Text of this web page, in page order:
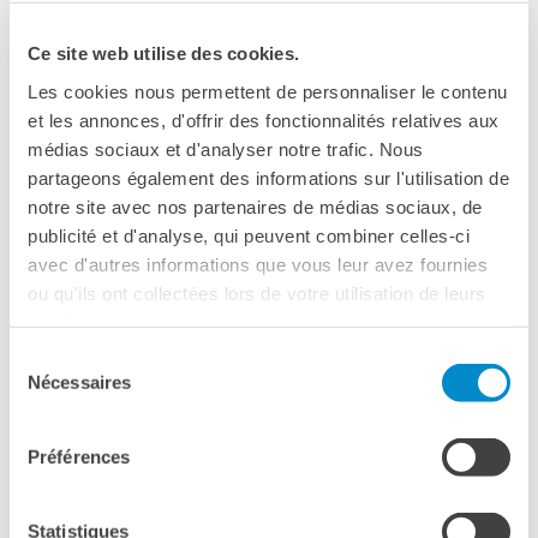
Ce site web utilise des cookies.
Les cookies nous permettent de personnaliser le contenu
et les annonces, d'offrir des fonctionnalités relatives aux
médias sociaux et d'analyser notre trafic. Nous
partageons également des informations sur l'utilisation de
notre site avec nos partenaires de médias sociaux, de
publicité et d'analyse, qui peuvent combiner celles-ci
avec d'autres informations que vous leur avez fournies
ou qu'ils ont collectées lors de votre utilisation de leurs
Nécessaires
Préférences
Statistiques
Séjours linguistiques en
Étudier en France
PARTENARIATS
Louer nos espaces
Le cercle des amis
QUI SOMMES-NOUS ?
Contatti
L'Institut français Italia
Où sommes nous ?
France, 2025, thriller, 104’
avec Sami Bouajila, Mallory Wanecque, Jean-
Pierre Darroussin
Versione originale francese con sottotitoli in
inglese
Proiezione realizzata in occasione del Noir
in festival
PETER DOUROUNTZIS E DA GIORGIO
Samuel, journaliste, et Ava, sa fille et stagiaire, couvrent